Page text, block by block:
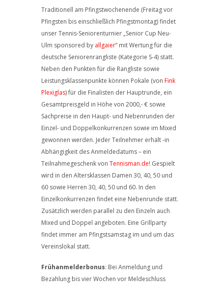
Traditionell am Pfingstwochenende (Freitag vor
Pfingsten bis einschließlich Pfingstmontag) findet
unser Tennis-Seniorenturnier „Senior Cup Neu-
Ulm sponsored by allgaier“ mit Wertung für die
deutsche Seniorenrangliste (Kategorie S-4) statt.
Neben den Punkten für die Rangliste sowie
Leistungsklassenpunkte können Pokale (von Fink
Plexiglas) für die Finalisten der Hauptrunde, ein
Gesamtpreisgeld in Höhe von 2000,- € sowie
Sachpreise in den Haupt- und Nebenrunden der
Einzel- und Doppelkonkurrenzen sowie im Mixed
gewonnen werden. Jeder Teilnehmer erhält -in
Abhängigkeit des Anmeldedatums – ein
Teilnahmegeschenk von Tennisman.de! Gespielt
wird in den Altersklassen Damen 30, 40, 50 und
60 sowie Herren 30, 40, 50 und 60. In den
Einzelkonkurrenzen findet eine Nebenrunde statt.
Zusätzlich werden parallel zu den Einzeln auch
Mixed und Doppel angeboten. Eine Grillparty
findet immer am Pfingstsamstag im und um das
Vereinslokal statt.
Frühanmelderbonus: Bei Anmeldung und
Bezahlung bis vier Wochen vor Meldeschluss